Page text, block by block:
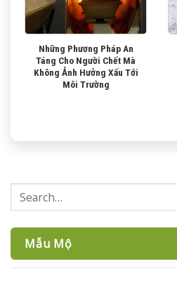
Những Phương Pháp An
Táng Cho Người Chết Mà
Không Ảnh Hưởng Xấu Tới
Môi Trường
Mẫu Mộ